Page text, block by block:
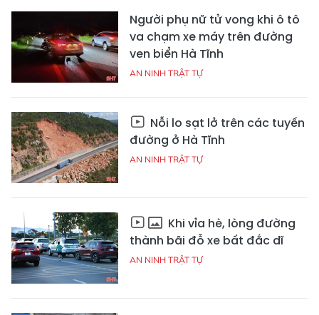
Người phụ nữ tử vong khi ô tô
va chạm xe máy trên đường
ven biển Hà Tĩnh
AN NINH TRẬT TỰ
Nỗi lo sạt lở trên các tuyến
đường ở Hà Tĩnh
AN NINH TRẬT TỰ
Khi vỉa hè, lòng đường
thành bãi đỗ xe bất đắc dĩ
AN NINH TRẬT TỰ